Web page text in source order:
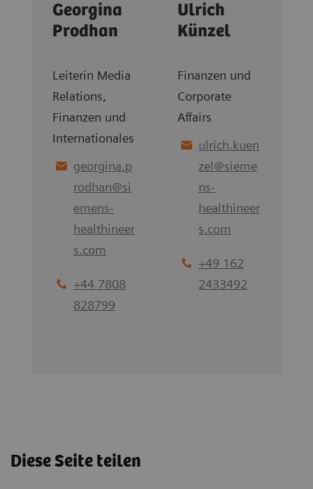
Georgina
Prodhan
Leiterin Media
Relations,
Finanzen und
Internationales
georgina.p
rodhan@si
emens-
healthineer
s.com
+44 7808
828799
Ulrich
Künzel
Finanzen und
Corporate
Affairs
ulrich.kuen
zel@sieme
ns-
healthineer
s.com
+49 162
2433492
Diese Seite teilen